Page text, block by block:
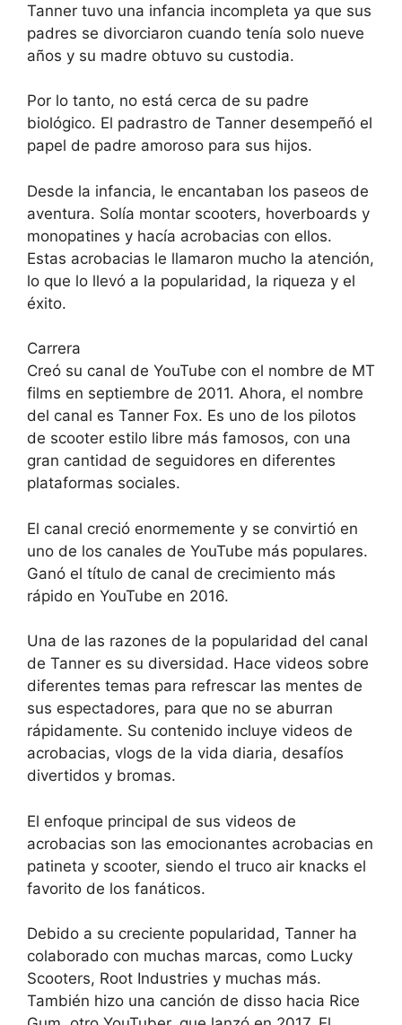
Tanner tuvo una infancia incompleta ya que sus
padres se divorciaron cuando tenía solo nueve
años y su madre obtuvo su custodia.
Por lo tanto, no está cerca de su padre
biológico. El padrastro de Tanner desempeñó el
papel de padre amoroso para sus hijos.
Desde la infancia, le encantaban los paseos de
aventura. Solía montar scooters, hoverboards y
monopatines y hacía acrobacias con ellos.
Estas acrobacias le llamaron mucho la atención,
lo que lo llevó a la popularidad, la riqueza y el
éxito.
Carrera
Creó su canal de YouTube con el nombre de MT
films en septiembre de 2011. Ahora, el nombre
del canal es Tanner Fox. Es uno de los pilotos
de scooter estilo libre más famosos, con una
gran cantidad de seguidores en diferentes
plataformas sociales.
El canal creció enormemente y se convirtió en
uno de los canales de YouTube más populares.
Ganó el título de canal de crecimiento más
rápido en YouTube en 2016.
Una de las razones de la popularidad del canal
de Tanner es su diversidad. Hace videos sobre
diferentes temas para refrescar las mentes de
sus espectadores, para que no se aburran
rápidamente. Su contenido incluye videos de
acrobacias, vlogs de la vida diaria, desafíos
divertidos y bromas.
El enfoque principal de sus videos de
acrobacias son las emocionantes acrobacias en
patineta y scooter, siendo el truco air knacks el
favorito de los fanáticos.
Debido a su creciente popularidad, Tanner ha
colaborado con muchas marcas, como Lucky
Scooters, Root Industries y muchas más.
También hizo una canción de disso hacia Rice